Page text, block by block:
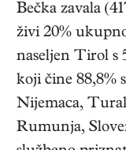
Bečka zavala
živi 20%
naseljen Tirol s
koji čine 88,8%
Nijemaca,
Rumunja,